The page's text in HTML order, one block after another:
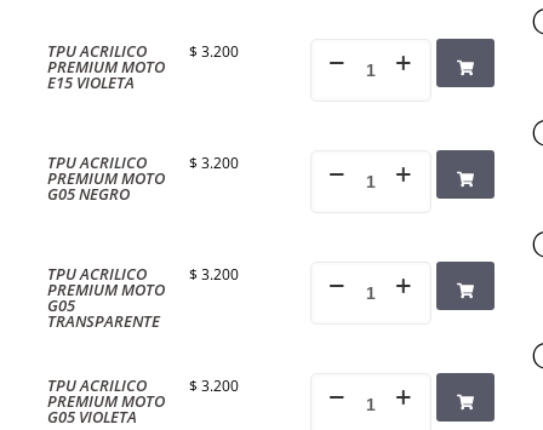
TPU ACRILICO
PREMIUM MOTO
E15 VIOLETA
$ 3.200
TPU ACRILICO
PREMIUM MOTO
G05 NEGRO
$ 3.200
TPU ACRILICO
PREMIUM MOTO
G05
TRANSPARENTE
$ 3.200
TPU ACRILICO
PREMIUM MOTO
G05 VIOLETA
$ 3.200